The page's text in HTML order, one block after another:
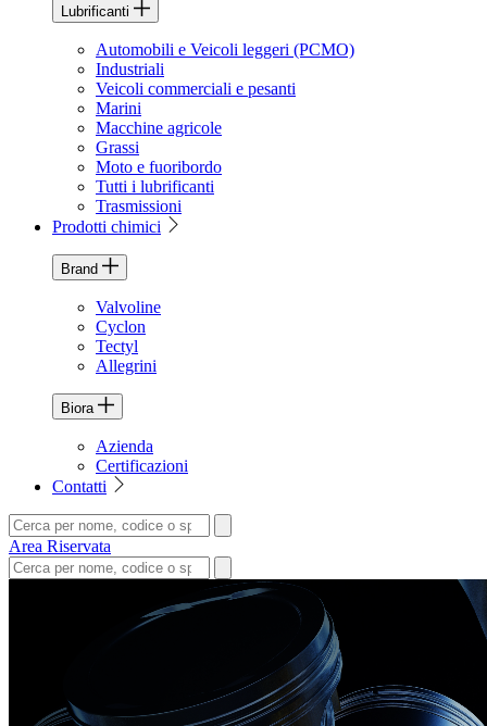
Lubrificanti
Automobili e Veicoli leggeri (PCMO)
Industriali
Veicoli commerciali e pesanti
Marini
Macchine agricole
Grassi
Moto e fuoribordo
Tutti i lubrificanti
Trasmissioni
Prodotti chimici
Brand
Valvoline
Cyclon
Tectyl
Allegrini
Biora
Azienda
Certificazioni
Contatti
Area Riservata